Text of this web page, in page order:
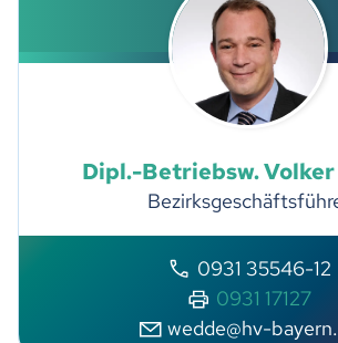
Dipl.-Betriebsw.Volker
0931 35546-12
0931 17127
w dd hv-b y rn